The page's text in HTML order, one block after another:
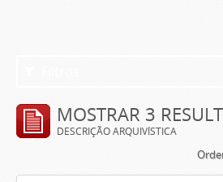
MOSTRAR 3
DESCRIÇÃO ARQUIVÍSTICA